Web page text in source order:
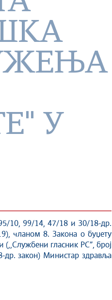
У
10, 99/14, 47/18 и 30/18-др.
чланом 8. Закона о буџету
(,,Службени гласник РС”, број
зaкoн) Министар здравља